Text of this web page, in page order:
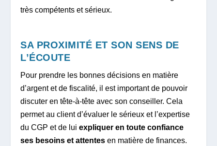
très compétents et sérieux.
SA PROXIMITÉ ET SON SENS DE
L’ÉCOUTE
Pour prendre les bonnes décisions en matière
d’argent et de fiscalité, il est important de pouvoir
discuter en tête-à-tête avec son conseiller. Cela
permet au client d’évaluer le sérieux et l’expertise
du CGP et de luiexpliquer en toute confiance
ses besoins et attentes en matière de finances.